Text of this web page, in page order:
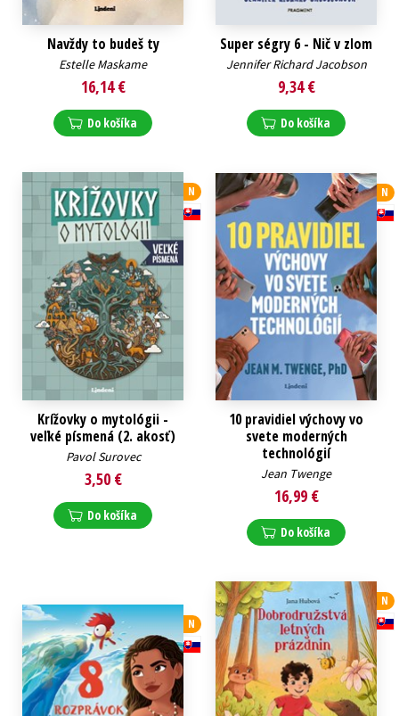
Navždy to budeš ty
Estelle Maskame
16,14 €
Do košíka
Super ségry 6 - Nič v zlom
Jennifer Richard Jacobson
9,34 €
Do košíka
N
Krížovky o mytológii -
veľké písmená (2. akosť)
Pavol Surovec
3,50 €
Do košíka
N
10 pravidiel výchovy vo
svete moderných
technológií
Jean Twenge
16,99 €
Do košíka
N
N